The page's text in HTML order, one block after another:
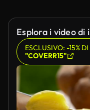
Esplora i video di
ESCLUSIVO: -15%
"COVERR15"